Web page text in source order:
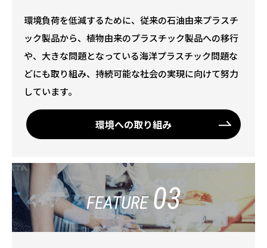
環境負荷を低減するために、従来の石油由来プラスチ
ック製品から、植物由来のプラスチック製品への移行
や、大きな問題となっている海洋プラスチック問題な
どにも取り組み、持続可能な社会の実現に向けて努力
しています。
環境への取り組み
FEATURE 03